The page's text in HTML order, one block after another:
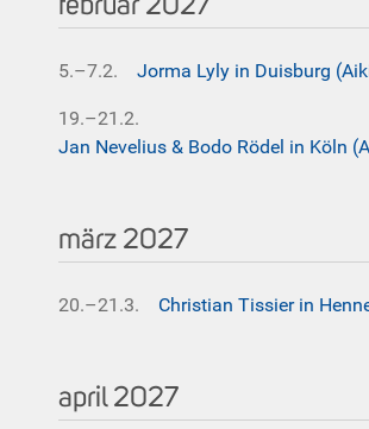
februar 2027
5.–7.2. Jorma Lyly in Duisburg
19.–21.2.
Jan Nevelius & Bodo Rödel in Köln
märz 2027
20.–21.3. Christian Tissier in
april 2027